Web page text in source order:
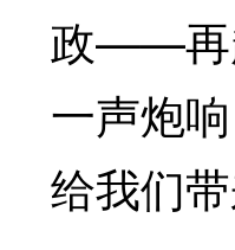
政——再
一声炮
给我们